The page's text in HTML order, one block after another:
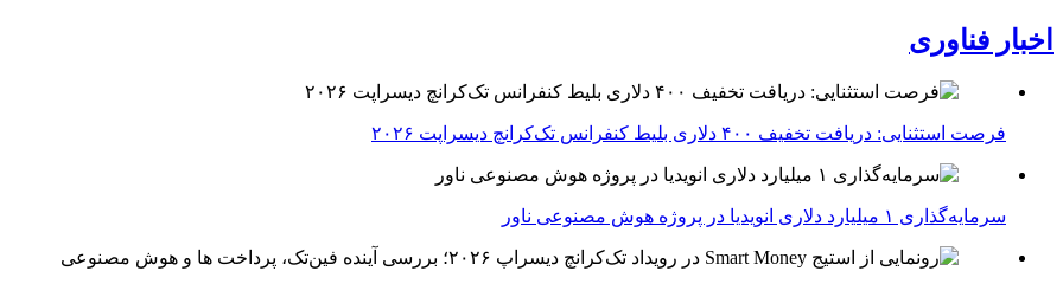
اخبار فناوری
فرصت استثنایی: دریافت تخفیف ۴۰۰ دلاری بلیط کنفرانس تک‌کرانچ دیسراپت ۲۰۲۶
سرمایه‌گذاری ۱ میلیارد دلاری انویدیا در پروژه هوش مصنوعی ناور